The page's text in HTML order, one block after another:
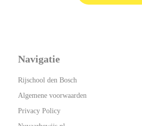
Navigatie
Rijschool den Bosch
Algemene voorwaarden
Privacy Policy